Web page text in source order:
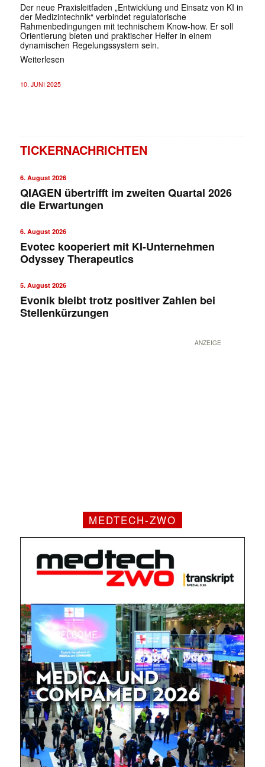
Der neue Praxisleitfaden „Entwicklung und Einsatz von KI in
der Medizintechnik“ verbindet regulatorische
Rahmenbedingungen mit technischem Know-how. Er soll
Orientierung bieten und praktischer Helfer in einem
dynamischen Regelungssystem sein.
Weiterlesen
10. JUNI 2025
TICKERNACHRICHTEN
6. August 2026
QIAGEN übertrifft im zweiten Quartal 2026
die Erwartungen
6. August 2026
Evotec kooperiert mit KI-Unternehmen
Odyssey Therapeutics
5. August 2026
Evonik bleibt trotz positiver Zahlen bei
Stellenkürzungen
ANZEIGE
MEDTECH-ZWO